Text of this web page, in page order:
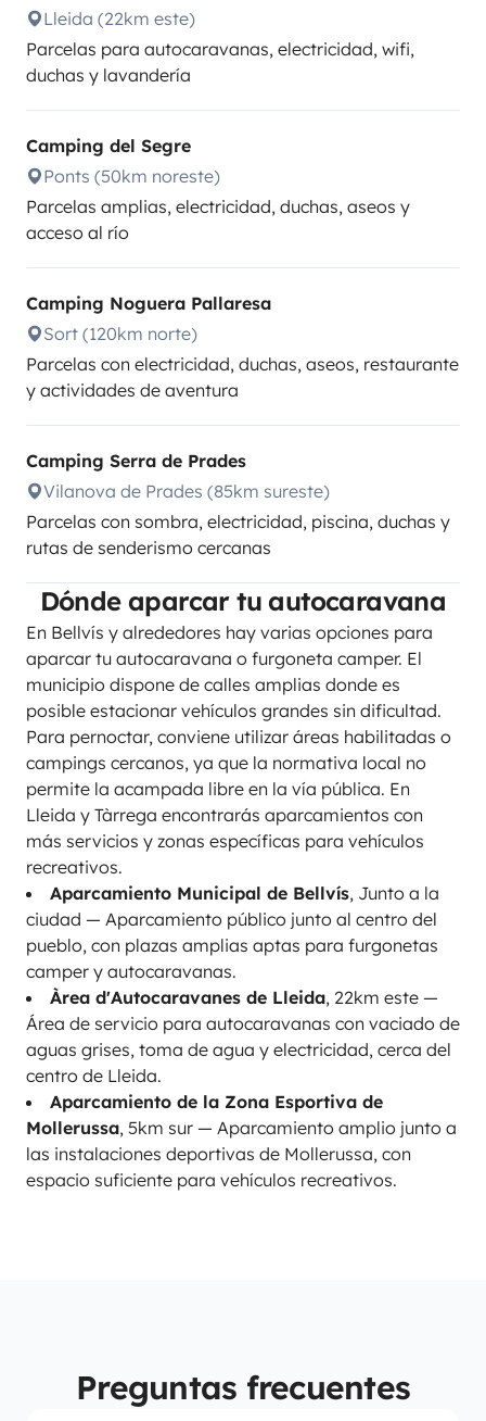
Lleida (22km este)
Parcelas para autocaravanas, electricidad, wifi,
duchas y lavandería
Camping del Segre
Ponts (50km noreste)
Parcelas amplias, electricidad, duchas, aseos y
acceso al río
Camping Noguera Pallaresa
Sort (120km norte)
Parcelas con electricidad, duchas, aseos, restaurante
y actividades de aventura
Camping Serra de Prades
Vilanova de Prades (85km sureste)
Parcelas con sombra, electricidad, piscina, duchas y
rutas de senderismo cercanas
Dónde aparcar tu autocaravana
En Bellvís y alrededores hay varias opciones para
aparcar tu autocaravana o furgoneta camper. El
municipio dispone de calles amplias donde es
posible estacionar vehículos grandes sin dificultad.
Para pernoctar, conviene utilizar áreas habilitadas o
campings cercanos, ya que la normativa local no
permite la acampada libre en la vía pública. En
Lleida y Tàrrega encontrarás aparcamientos con
más servicios y zonas específicas para vehículos
recreativos.
Aparcamiento Municipal de Bellvís, Junto a la
ciudad — Aparcamiento público junto al centro del
pueblo, con plazas amplias aptas para furgonetas
camper y autocaravanas.
Àrea d'Autocaravanes de Lleida, 22km este —
Área de servicio para autocaravanas con vaciado de
aguas grises, toma de agua y electricidad, cerca del
centro de Lleida.
Aparcamiento de la Zona Esportiva de
Mollerussa, 5km sur — Aparcamiento amplio junto a
las instalaciones deportivas de Mollerussa, con
espacio suficiente para vehículos recreativos.
Preguntas frecuentes